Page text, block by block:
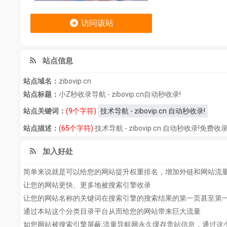
访问该站
站点信息
站点域名： zibovip.cn
站点标题： 小Z秒收录导航 - zibovip.cn自动秒收录!
站点关键词： (9个字符) 技术导航 - zibovip.cn 自动秒收录!
站点描述： (65个字符) 技术导航 - zibovip.cn 自动秒收录!免费收
加入好处
简单来说就是可以给您的网站提升权重排名，增加外链和网站流
让您的网站更快、更多地被搜索引擎收录
让您的网站名称的关键词在搜索引擎的搜索结果的第一页甚至第
通过本站这个分类目录平台从而给您的网站带来巨大流量
如您网站被搜索引擎屏蔽,流量导航网永久缓存贵站信息，通过